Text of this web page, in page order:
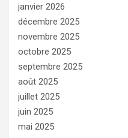
janvier 2026
décembre 2025
novembre 2025
octobre 2025
septembre 2025
août 2025
juillet 2025
juin 2025
mai 2025